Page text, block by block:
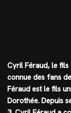
Cyril Féraud, le
connue des fans
Féraud est le fils
Dorothée. Depuis